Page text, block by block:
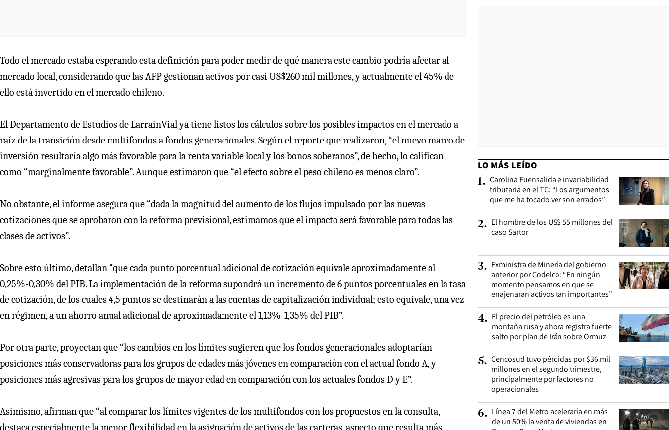
Todo el mercado estaba esperando esta definición para poder medir de qué manera este cambio podría afectar al
mercado local, considerando que las AFP gestionan activos por casi US$260 mil millones, y actualmente el 45% de
ello está invertido en el mercado chileno.
El Departamento de Estudios de LarrainVial ya tiene listos los cálculos sobre los posibles impactos en el mercado a
raíz de la transición desde multifondos a fondos generacionales. Según el reporte que realizaron, “el nuevo marco de
inversión resultaría algo más favorable para la renta variable local y los bonos soberanos”, de hecho, lo califican
como “marginalmente favorable”. Aunque estimaron que “el efecto sobre el peso chileno es menos claro”.
No obstante, el informe asegura que “dada la magnitud del aumento de los flujos impulsado por las nuevas
cotizaciones que se aprobaron con la reforma previsional, estimamos que el impacto será favorable para todas las
clases de activos”.
Sobre esto último, detallan “que cada punto porcentual adicional de cotización equivale aproximadamente al
0,25%-0,30% del PIB. La implementación de la reforma supondrá un incremento de 6 puntos porcentuales en la tasa
de cotización, de los cuales 4,5 puntos se destinarán a las cuentas de capitalización individual; esto equivale, una vez
en régimen, a un ahorro anual adicional de aproximadamente el 1,13%-1,35% del PIB”.
Por otra parte, proyectan que “los cambios en los límites sugieren que los fondos generacionales adoptarían
posiciones más conservadoras para los grupos de edades más jóvenes en comparación con el actual fondo A, y
posiciones más agresivas para los grupos de mayor edad en comparación con los actuales fondos D y E”.
Asimismo, afirman que “al comparar los límites vigentes de los multifondos con los propuestos en la consulta,
destaca especialmente la menor flexibilidad en la asignación de activos de las carteras, aspecto que resulta más
LO MÁS LEÍDO
1. Carolina Fuensalida e invariabilidad
tributaria en el TC: “Los argumentos
que me ha tocado ver son errados”
2. El hombre de los US$ 55 millones del
caso Sartor
3. Exministra de Minería del gobierno
anterior por Codelco: “En ningún
momento pensamos en que se
enajenaran activos tan importantes”
4. El precio del petróleo es una
montaña rusa y ahora registra fuerte
salto por plan de Irán sobre Ormuz
5. Cencosud tuvo pérdidas por $36 mil
millones en el segundo trimestre,
principalmente por factores no
operacionales
6. Línea 7 del Metro aceleraría en más
de un 50% la venta de viviendas en